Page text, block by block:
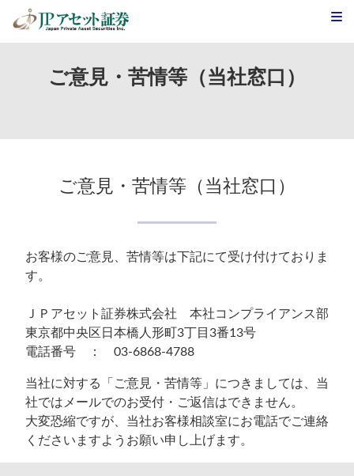
JPアセット証券>ご意見・苦情等（当社窓口）
ご意見・苦情等（当社窓口）
ご意見・苦情等（当社窓口）
お客様のご意見、苦情等は下記にて受け付けておりま
す。
ＪＰアセット証券株式会社 本社コンプライアンス部
東京都中央区日本橋人形町3丁目3番13号
電話番号 ： 03-6868-4788
当社に対する「ご意見・苦情等」につきましては、当
社ではメールでのお受付・ご返信はできません。
大変恐縮ですが、当社お客様相談室にお電話でご連絡
くださいますようお願い申し上げます。